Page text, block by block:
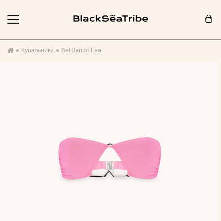
Корзина (0)
РЕКОМЕНДОВАНО ДЛЯ ВАС
Купальники Set Bando Lea